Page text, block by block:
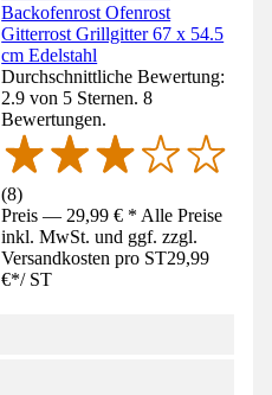
Backofenrost Ofenrost
Gitterrost Grillgitter 67 x 54.5
cm Edelstahl
Durchschnittliche Bewertung:
2.9 von 5 Sternen. 8
Bewertungen.
(8)
Preis — 29,99 € * Alle Preise
inkl. MwSt. und ggf. zzgl.
Versandkosten pro ST29,99
€*/ ST